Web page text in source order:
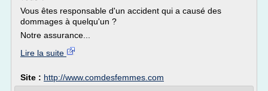
Vous êtes responsable d'un accident qui a causé des
dommages à quelqu'un ?
Notre assurance...
Lire la suite
Site : http://www.comdesfemmes.com